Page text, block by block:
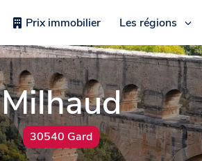
Prix immobilier Les régions
Milhaud
30540 Gard